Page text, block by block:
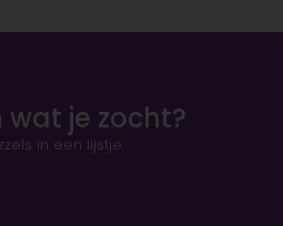
je zocht?
in een lijstje.